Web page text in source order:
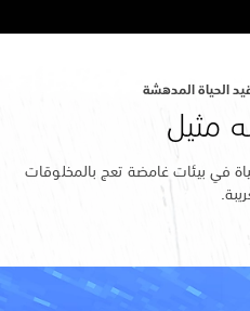
الحياة المدهشة
مثيل
في بيئات غامضة تعج بالمخلوقات